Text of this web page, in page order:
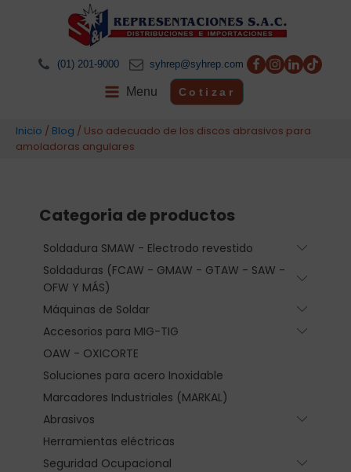
(01) 201-9000 syhrep@syhrep.com
Menu Cotizar
Inicio / Blog / Uso adecuado de los discos abrasivos para
amoladoras angulares
Categoria de productos
Soldadura SMAW - Electrodo revestido
Soldaduras (FCAW - GMAW - GTAW - SAW -
OFW Y MÁS)
Máquinas de Soldar
Accesorios para MIG-TIG
OAW - OXICORTE
Soluciones para acero Inoxidable
Marcadores Industriales (MARKAL)
Abrasivos
Herramientas eléctricas
Seguridad Ocupacional